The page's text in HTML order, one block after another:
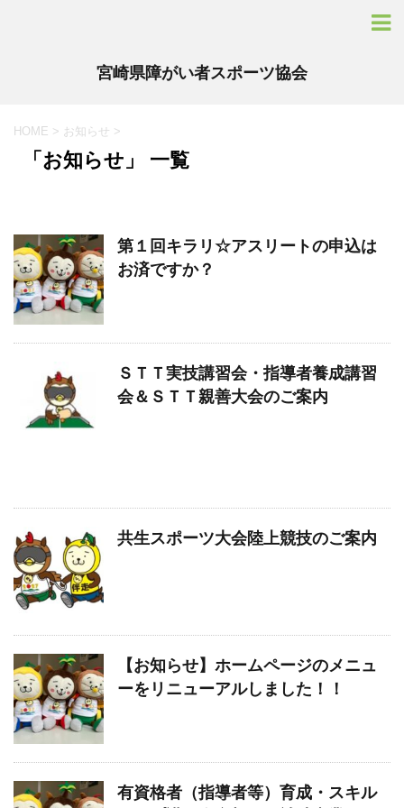
宮崎県障がい者スポーツ協会
HOME > お知らせ >
「お知らせ」 一覧
第１回キラリ☆アスリートの申込は
お済ですか？
ＳＴＴ実技講習会・指導者養成講習
会＆ＳＴＴ親善大会のご案内
共生スポーツ大会陸上競技のご案内
【お知らせ】ホームページのメニュ
ーをリニューアルしました！！
有資格者（指導者等）育成・スキル